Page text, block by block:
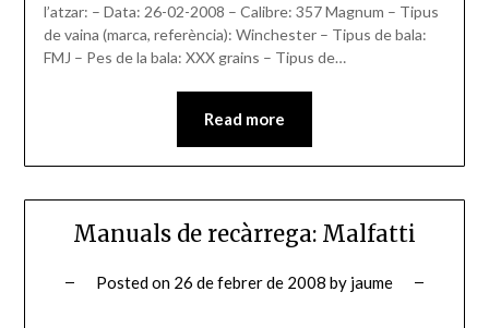
l’atzar: – Data: 26-02-2008 – Calibre: 357 Magnum – Tipus
de vaina (marca, referència): Winchester – Tipus de bala:
FMJ – Pes de la bala: XXX grains – Tipus de…
Read more
Manuals de recàrrega: Malfatti
Posted on 26 de febrer de 2008 by jaume